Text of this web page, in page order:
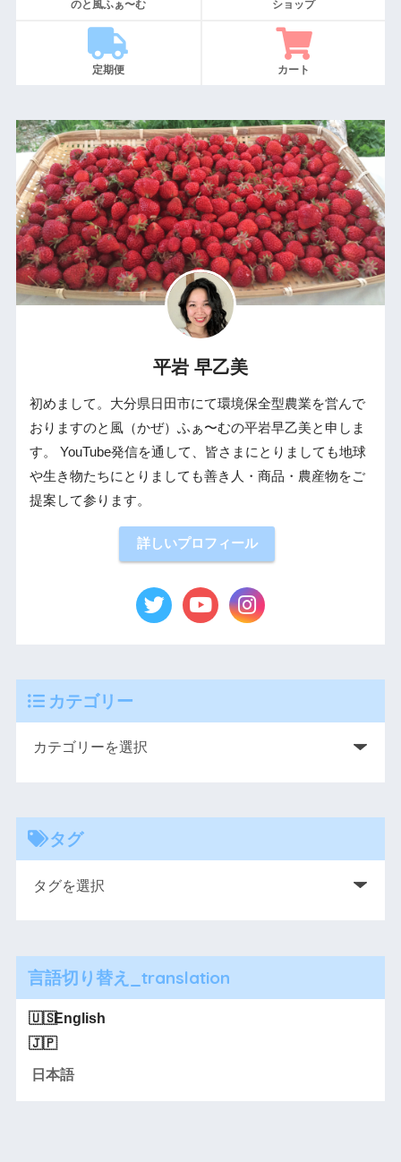
のと風ふぁ〜む ショップ
定期便 カート
平岩 早乙美
初めまして。大分県日田市にて環境保全型農業を営んで
おりますのと風（かぜ）ふぁ〜むの平岩早乙美と申しま
す。 YouTube発信を通して、皆さまにとりましても地球
や生き物たちにとりましても善き人・商品・農産物をご
提案して参ります。
詳しいプロフィール
カテゴリー
タグ
言語切り替え_translation
English
日本語